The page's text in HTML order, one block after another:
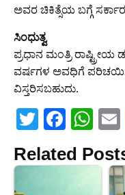
ಅವರ ಚಿಕಿತ್ಸೆಯ ಬಗ್ಗೆ
ಸಿಂಧುತ್ವ
ಪ್ರಧಾನ ಮಂತ್ರಿ
ವರ್ಷಗಳ ಅವಧಿಗೆ
ವಿಸ್ತರಿಸಬಹುದು.
T
w
itt
F
a
c
e
W
at
l
Related